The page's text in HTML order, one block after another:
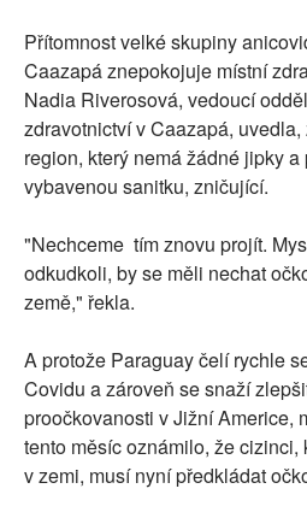
Přítomnost velké skupiny
Caazapá znepokojuje místní
Nadia Riverosová, vedoucí
zdravotnictví v Caazapá,
region, který nemá žádné jipky
vybavenou sanitku, zničující.
"Nechceme tím znovu projít.
odkudkoli, by se měli nechat
země," řekla.
A protože Paraguay čelí rychle
Covidu a zároveň se snaží
proočkovanosti v Jižní Americe,
tento měsíc oznámilo, že
v zemi, musí nyní předkládat